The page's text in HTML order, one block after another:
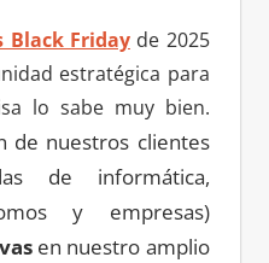
Black Fridayde 2025
estratégica para
lo sabe muy bien.
de nuestros clientes
de informática,
y empresas)
en nuestro amplio